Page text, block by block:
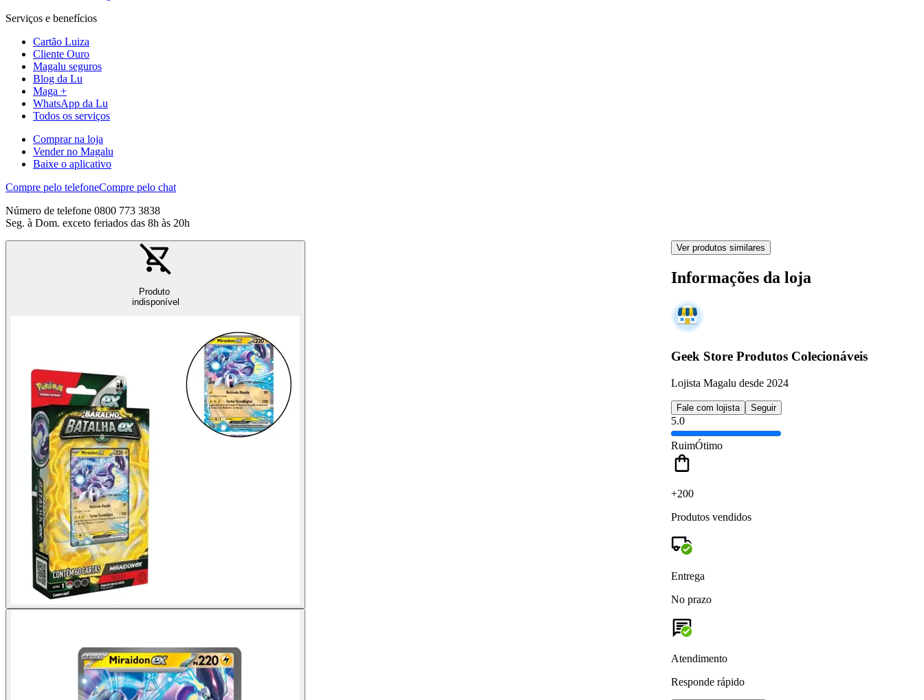
Serviços e benefícios
Cartão Luiza
Cliente Ouro
Magalu seguros
Blog da Lu
Maga +
WhatsApp da Lu
Todos os serviços
Comprar na loja
Vender no Magalu
Baixe o aplicativo
Compre pelo telefoneCompre pelo chat
Número de telefone 0800 773 3838
Seg. à Dom. exceto feriados das 8h às 20h
Produto
indisponível
Ver produtos similares
Informações da loja
Geek Store Produtos Colecionáveis
Lojista Magalu desde 2024
Fale com lojista Seguir
5.0
RuimÓtimo
+200
Produtos vendidos
Entrega
No prazo
Atendimento
Responde rápido